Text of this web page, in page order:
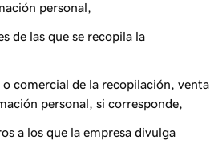
personal,
de las que se recopila la
comercial de la recopilación, venta
personal, si corresponde,
a los que la empresa divulga